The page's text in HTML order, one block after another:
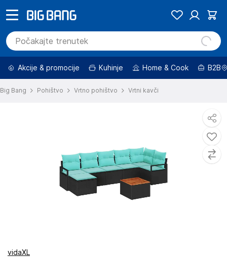
Akcije & promocije Kuhinje Home & Cook B2B
Big Bang Pohištvo Vrtno pohištvo Vrtni kavči
vidaXL